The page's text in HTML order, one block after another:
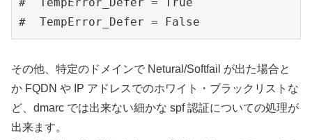
#  TempError_Defer = True
#  TempError_Defer = False
その他、特定のドメインで Netural/Softfail が出た場合と
か FQDN や IP アドレスでのホワイト・ブラックリストな
ど、dmarc では出来ない細かな spf 認証についての処理が
出来ます。